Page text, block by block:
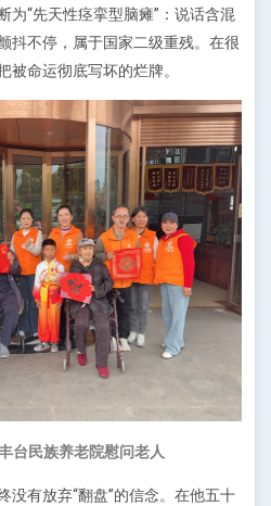
为“先天性痉挛型脑瘫”：说话含混
抖不停，属于国家二级重残。在很
被命运彻底写坏的烂牌。
台民族养老院慰问老人
没有放弃“翻盘”的信念。在他五十